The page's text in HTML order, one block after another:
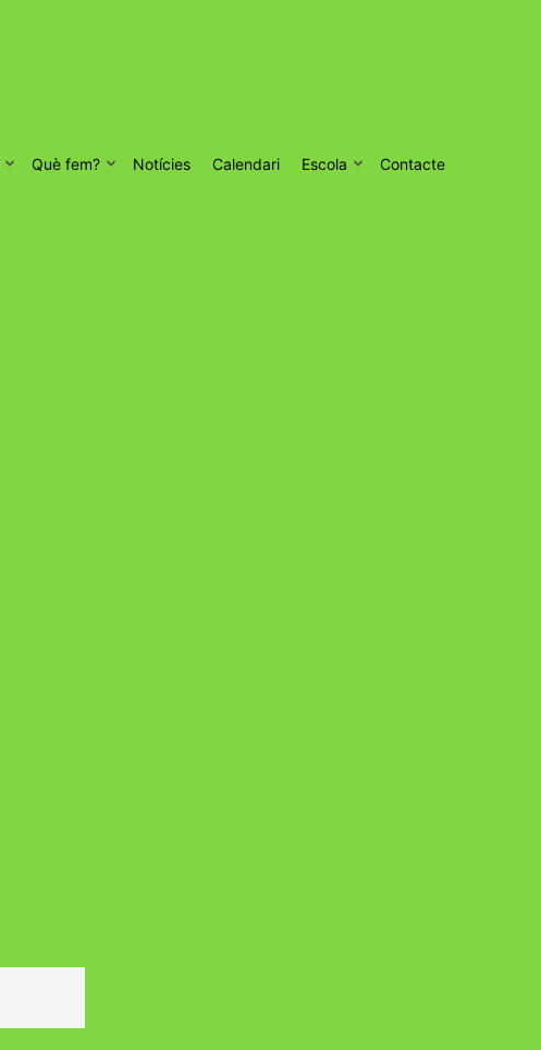
Què fem? Notícies Calendari Escola Contacte